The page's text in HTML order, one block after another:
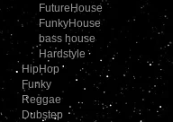
FutureHouse
FunkyHouse
bass house
Hardstyle
HipHop
Funky
Reggae
Dubstep